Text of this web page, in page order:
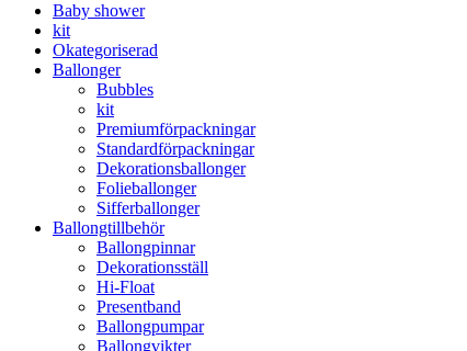
Baby shower
kit
Okategoriserad
Ballonger
Bubbles
kit
Premium­förpackningar
Standard­­förpackningar
Dekorations­ballonger
Folie­­­ballonger
Siffer­­ballonger
Ballong­tillbehör
Ballongpinnar
Dekorationsställ
Hi-Float
Presentband
Ballongpumpar
Ballong­vikter